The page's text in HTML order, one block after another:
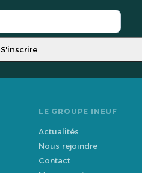
S'inscrire
LE GROUPE INEUF
Actualités
Nous rejoindre
Contact